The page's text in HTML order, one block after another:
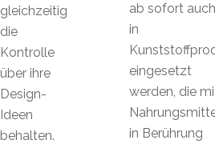
ab sofort auch
in
eingesetzt
werden, die
in Berührung
gleichzeitig
die
Kontrolle
über ihre
Design-
Ideen
behalten.